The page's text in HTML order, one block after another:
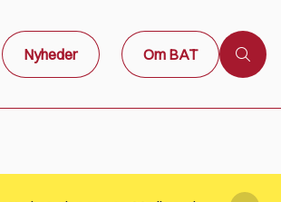
Nyheder Om BAT